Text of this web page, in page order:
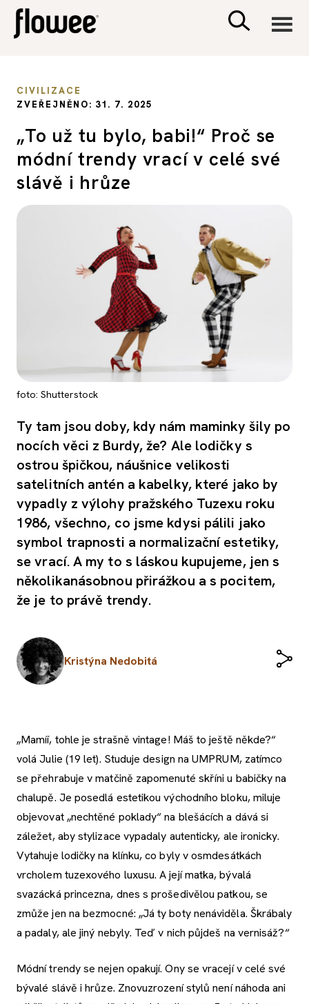
PSYCHOLOGIE
SEX A VZTAHY
PORADNA
CIVILIZACE
ZVEŘEJNĚNO: 31. 7. 2025
„To už tu bylo, babi!“ Proč se
módní trendy vrací v celé své
slávě i hrůze
foto: Shutterstock
Ty tam jsou doby, kdy nám maminky šily po
nocích věci z Burdy, že? Ale lodičky s
ostrou špičkou, náušnice velikosti
satelitních antén a kabelky, které jako by
vypadly z výlohy pražského Tuzexu roku
1986, všechno, co jsme kdysi pálili jako
symbol trapnosti a normalizační estetiky,
se vrací. A my to s láskou kupujeme, jen s
několikanásobnou přirážkou a s pocitem,
že je to právě trendy.
Kristýna Nedobitá
„Mamíí, tohle je strašně vintage! Máš to ještě někde?“
volá Julie (19 let). Studuje design na UMPRUM, zatímco
se přehrabuje v matčině zapomenuté skříni u babičky na
chalupě. Je posedlá estetikou východního bloku, miluje
objevovat „nechtěné poklady“ na blešácích a dává si
záležet, aby stylizace vypadaly autenticky, ale ironicky.
Vytahuje lodičky na klínku, co byly v osmdesátkách
vrcholem tuzexového luxusu. A její matka, bývalá
svazácká princezna, dnes s prošedivělou patkou, se
zmůže jen na bezmocné: „Já ty boty nenáviděla. Škrábaly
a padaly, ale jiný nebyly. Teď v nich půjdeš na vernisáž?“
Módní trendy se nejen opakují. Ony se vracejí v celé své
bývalé slávě i hrůze. Znovuzrození stylů není náhoda ani